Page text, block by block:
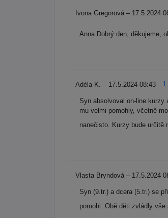
Ivona Gregorová – 17.5.2024
Anna Dobrý den, děkujeme,
Adéla K. – 17.5.2024 08:43
Syn absolvoval on-line
mu velmi pomohly, včetně
nanečisto. Kurzy bude určitě
Vlasta Bryndová – 17.5.2024
Syn (9.tr.) a dcera (5.tr.) se
pomohl. Obě děti zvládly